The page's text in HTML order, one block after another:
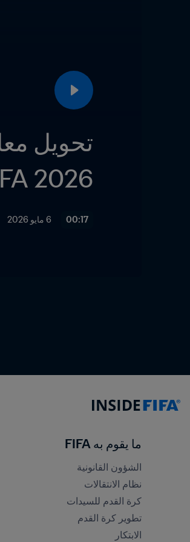
2026 FIFA™: تريوندا
00:17 6 مايو 2026
ما يقوم به FIFA
الشؤون القانونية
نظام الانتقالات
كرة القدم للسيدات
تطوير كرة القدم
الابتكار